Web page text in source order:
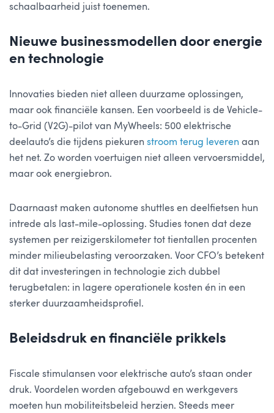
schaalbaarheid juist toenemen.
Nieuwe businessmodellen door energie
en technologie
Innovaties bieden niet alleen duurzame oplossingen,
maar ook financiële kansen. Een voorbeeld is de Vehicle-
to-Grid (V2G)-pilot van MyWheels: 500 elektrische
deelauto’s die tijdens piekuren stroom terug leveren aan
het net. Zo worden voertuigen niet alleen vervoersmiddel,
maar ook energiebron.
Daarnaast maken autonome shuttles en deelfietsen hun
intrede als last-mile-oplossing. Studies tonen dat deze
systemen per reizigerskilometer tot tientallen procenten
minder milieubelasting veroorzaken. Voor CFO’s betekent
dit dat investeringen in technologie zich dubbel
terugbetalen: in lagere operationele kosten én in een
sterker duurzaamheidsprofiel.
Beleidsdruk en financiële prikkels
Fiscale stimulansen voor elektrische auto’s staan onder
druk. Voordelen worden afgebouwd en werkgevers
moeten hun mobiliteitsbeleid herzien. Steeds meer